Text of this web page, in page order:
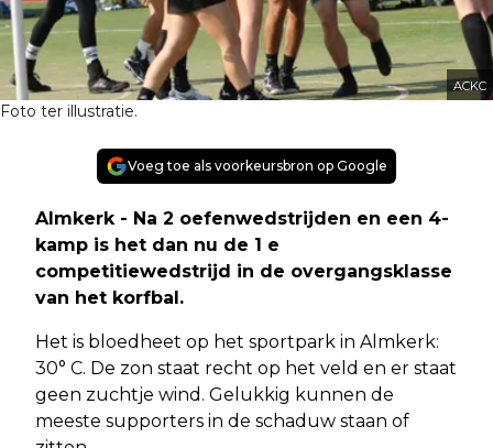
ACKC
Foto ter illustratie.
Voeg toe als voorkeursbron op Google
Almkerk - Na 2 oefenwedstrijden en een 4-
kamp is het dan nu de 1 e
competitiewedstrijd in de overgangsklasse
van het korfbal.
Het is bloedheet op het sportpark in Almkerk:
30° C. De zon staat recht op het veld en er staat
geen zuchtje wind. Gelukkig kunnen de
meeste supporters in de schaduw staan of